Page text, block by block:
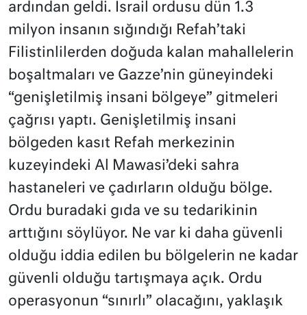
ardından geldi. İsrail ordusu dün 1.3
milyon insanın sığındığı Refah’taki
Filistinlilerden doğuda kalan mahallelerin
boşaltmaları ve Gazze’nin güneyindeki
“genişletilmiş insani bölgeye” gitmeleri
çağrısı yaptı. Genişletilmiş insani
bölgeden kasıt Refah merkezinin
kuzeyindeki Al Mawasi’deki sahra
hastaneleri ve çadırların olduğu bölge.
Ordu buradaki gıda ve su tedarikinin
arttığını söylüyor. Ne var ki daha güvenli
olduğu iddia edilen bu bölgelerin ne kadar
güvenli olduğu tartışmaya açık. Ordu
operasyonun “sınırlı” olacağını, yaklaşık